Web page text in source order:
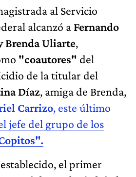
al Servicio
alcanzó a Fernando
Brenda Uliarte,
"coautores" del
de la titular del
Díaz, amiga de Brenda,
Carrizo, este último
jefe del grupo de los
el primer